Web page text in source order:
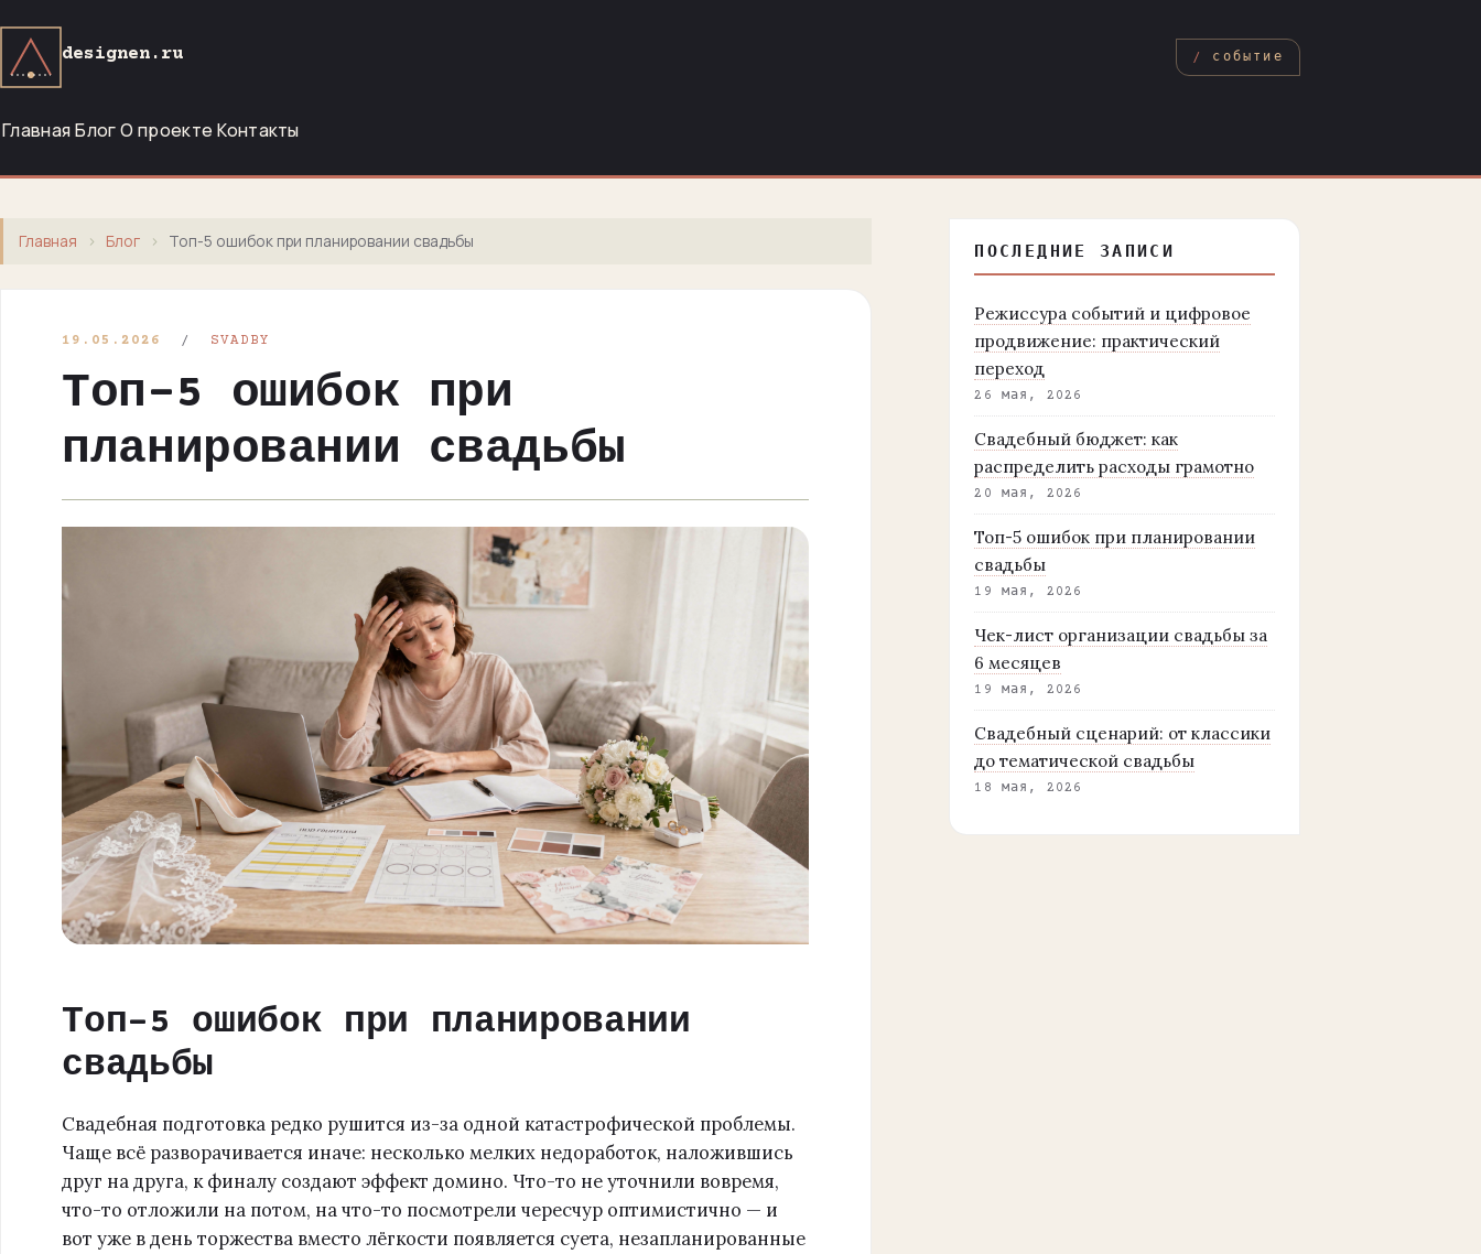
designen.ru событие
ГлавнаяБлог О проекте Контакты
Главная › Блог › Топ-5 ошибок при планировании свадьбы
19.05.2026 / SVADBY
Топ-5 ошибок при
планировании свадьбы
Топ-5 ошибок при планировании
свадьбы
Свадебная подготовка редко рушится из-за одной катастрофической проблемы.
Чаще всё разворачивается иначе: несколько мелких недоработок, наложившись
друг на друга, к финалу создают эффект домино. Что-то не уточнили вовремя,
что-то отложили на потом, на что-то посмотрели чересчур оптимистично — и
вот уже в день торжества вместо лёгкости появляется суета, незапланированные
ПОСЛЕДНИЕ ЗАПИСИ
Режиссура событий и цифровое
продвижение: практический
переход
26 мая, 2026
Свадебный бюджет: как
распределить расходы грамотно
20 мая, 2026
Топ-5 ошибок при планировании
свадьбы
19 мая, 2026
Чек-лист организации свадьбы за
6 месяцев
19 мая, 2026
Свадебный сценарий: от классики
до тематической свадьбы
18 мая, 2026